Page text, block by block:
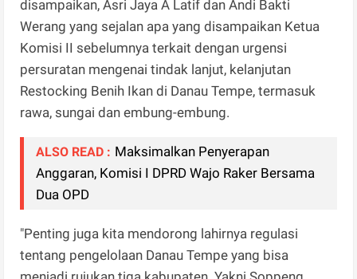
disampaikan, Asri Jaya A Latif dan Andi Bakti
Werang yang sejalan apa yang disampaikan Ketua
Komisi II sebelumnya terkait dengan urgensi
persuratan mengenai tindak lanjut, kelanjutan
Restocking Benih Ikan di Danau Tempe, termasuk
rawa, sungai dan embung-embung.
ALSO READ : Maksimalkan Penyerapan
Anggaran, Komisi I DPRD Wajo Raker Bersama
Dua OPD
"Penting juga kita mendorong lahirnya regulasi
tentang pengelolaan Danau Tempe yang bisa